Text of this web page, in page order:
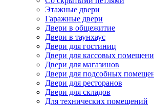
Этажные двери
Гаражные двери
Двери в общежитие
Двери в таунхаус
Двери для гостиниц
Двери для кассовых
Двери для магазинов
Двери для подсобных
Двери для ресторанов
Двери для складов
Для технических помещений